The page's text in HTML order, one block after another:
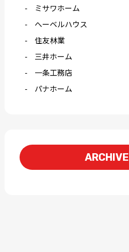
ミサワホーム
へーベルハウス
住友林業
三井ホーム
一条工務店
パナホーム
ARCHIVE